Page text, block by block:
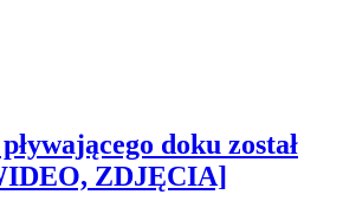
doku został
ZDJĘCIA]